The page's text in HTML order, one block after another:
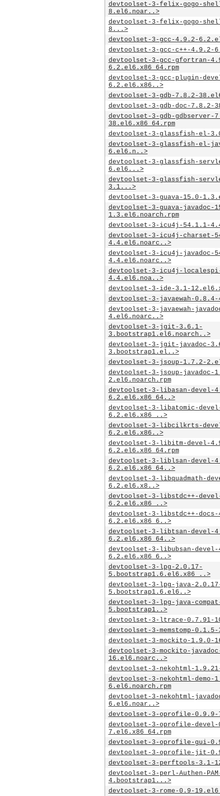
devtoolset-3-felix-gogo-
8.el6.noar..>
devtoolset-3-felix-gogo-
8...>
devtoolset-3-gcc-4.9.2-
devtoolset-3-gcc-c++-4.9.2-
devtoolset-3-gcc-gfortran-
6.2.el6.x86_64.rpm
devtoolset-3-gcc-plugin-
6.2.el6.x86..>
devtoolset-3-gdb-7.8.2-
devtoolset-3-gdb-doc-7.8.2-
devtoolset-3-gdb-gdbserver-
38.el6.x86_64.rpm
devtoolset-3-glassfish-el-
devtoolset-3-glassfish-el-
6.el6.n..>
devtoolset-3-glassfish-
6.el6...>
devtoolset-3-glassfish-
3.1...>
devtoolset-3-guava-15.0-
devtoolset-3-guava-javadoc-
1.3.el6.noarch.rpm
devtoolset-3-icu4j-54.1.1-
devtoolset-3-icu4j-charset-
4.4.el6.noarc..>
devtoolset-3-icu4j-javadoc-
4.4.el6.noarc..>
devtoolset-3-icu4j-
4.4.el6.noa..>
devtoolset-3-ide-3.1-
devtoolset-3-javaewah-
devtoolset-3-javaewah-
4.el6.noarc..>
devtoolset-3-jgit-3.6.1-
3.bootstrap1.el6.noarch..>
devtoolset-3-jgit-javadoc-
3.bootstrap1.el..>
devtoolset-3-jsoup-1.7.2-
devtoolset-3-jsoup-javadoc-
2.el6.noarch.rpm
devtoolset-3-libasan-devel-
6.2.el6.x86_64..>
devtoolset-3-libatomic-
6.2.el6.x86_..>
devtoolset-3-libcilkrts-
6.2.el6.x86..>
devtoolset-3-libitm-devel-
6.2.el6.x86_64.rpm
devtoolset-3-liblsan-devel-
6.2.el6.x86_64..>
devtoolset-3-libquadmath-
6.2.el6.x8..>
devtoolset-3-libstdc++-
6.2.el6.x86_..>
devtoolset-3-libstdc++-
6.2.el6.x86_6..>
devtoolset-3-libtsan-devel-
6.2.el6.x86_64..>
devtoolset-3-libubsan-
6.2.el6.x86_6..>
devtoolset-3-lpg-2.0.17-
5.bootstrap1.6.el6.x86_..>
devtoolset-3-lpg-java-
5.bootstrap1.6.el6..>
devtoolset-3-lpg-java-
5.bootstrap1..>
devtoolset-3-ltrace-0.7.91-
devtoolset-3-memstomp-
devtoolset-3-mockito-1.9.0-
devtoolset-3-mockito-
16.el6.noarc..>
devtoolset-3-nekohtml-
devtoolset-3-nekohtml-demo-
6.el6.noarch.rpm
devtoolset-3-nekohtml-
6.el6.noar..>
devtoolset-3-oprofile-0.9.9-
devtoolset-3-oprofile-
7.el6.x86_64.rpm
devtoolset-3-oprofile-gui-
devtoolset-3-oprofile-jit-
devtoolset-3-perftools-3.1-
devtoolset-3-perl-Authen-
4.bootstrap1...>
devtoolset-3-rome-0.9-